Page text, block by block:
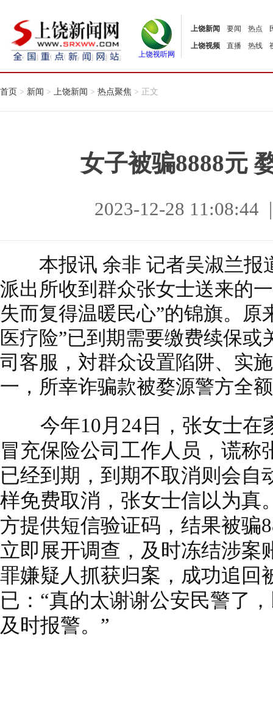
上饶视听网
上饶新闻 要闻 热点
上饶视频
直播 热线
首页 > 新闻 > 上饶新闻 > 热点聚焦 > 正文
女子被骗8888元
2023-12-28
本报讯 余非 记者吴淑兰报
派出所收到群众张女士送来的
失而复得温暖民心”的锦旗。原
医疗险”已到期需要缴费续保
司客服，対群众设置陷阱、实
一，所幸诈骗款被婺源警方全
今年10月24日，张女士在
冒充保险公司工作人员，谎称
已经到期，到期不取消则会自
样免费取消，张女士信以为真
方提供短信验证码，结果被骗
立即展开调查，及时冻结涉案
罪嫌疑人抓获归案，成功追回
已：“真的太谢谢公安民警了
及时报警。”